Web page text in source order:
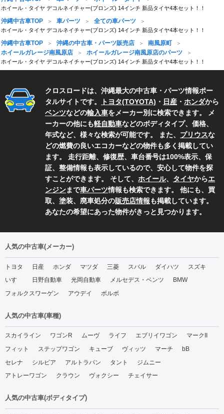
ホイール・タイヤ デコルネイチャー(ブロンズ) 14インチ 新品タイヤ4本セット！！
沖縄中古車TOP 車パーツ 全ての車パーツ
ホイール・タイヤ デコルネイチャー(ブロンズ) 14インチ 新品タイヤ4本セット！！
沖縄中古車TOP 沖縄の中古車・パーツ販売店
南風原町
ホイールガレージ南風原店
ホイールガレージ南風原店のパーツ
ホイール・タイヤ デコルネイチャー(ブロンズ) 14インチ 新品タイヤ4本セット！！
クロスロードは、沖縄最大の中古車・パーツ情報ポー
タルサイトです。
トヨタ(TOYOTA) ・ 日産 ・ ホンダから
ベンツなどの輸入車をメーカー別に検索できます。 メ
ーカーの他にも軽自動車などのボディタイプ、価格、
年式など、様々な検索が可能です。 また、 プリウスな
どの燃費の良いエコカーなどの物件も多く掲載してい
ます。 走行距離、修復歴、車台番号は100%表示、保
証、整備情報も表示しているので、安心して物件を探
すことができます。 そして、 ホイール、 タイヤからエ
ンジンまで車パーツ情報も検索できます。 他にも、買
取、塗装、廃車処分の販売店情報も掲載しています。
あなたの希望にあった物件がきっと見つかります。
人気の中古車(メーカー)
トヨタ 日産 ホンダ マツダ 三菱 スバル ダイハツ
スズキ
いすゞ
日野自動車 光岡自動車 メルセデス・ベンツ
BMW
フォルクスワーゲン
アウデイ ボルボ
人気の中古車(車種)
スカイライン ワゴンR ムーヴ ライフ エブリイワゴン
マークII
フィット
ステップワゴン キューブ ヴィッツ マーチ
bB
セレナ
シルビア アルトラパン タント
ジムニー
アトレーワゴン
クラウン ヴォクシー チェイサー
人気の中古車(ボディタイプ)